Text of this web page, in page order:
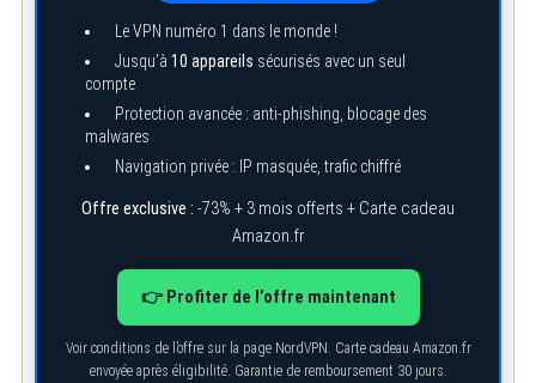
Le VPN numéro 1 dans le monde !
Jusqu’à 10 appareils sécurisés avec un seul
compte
Protection avancée : anti-phishing, blocage des
malwares
Navigation privée : IP masquée, trafic chiffré
Offre exclusive : -73% + 3 mois offerts + Carte cadeau
Amazon.fr
👉 Profiter de l’offre maintenant
Voir conditions de l’offre sur la page NordVPN. Carte cadeau Amazon.fr
envoyée après éligibilité. Garantie de remboursement 30 jours.
S
a
: